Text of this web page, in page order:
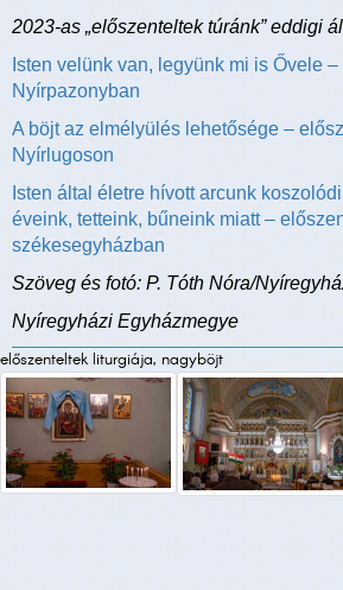
2023-as „előszenteltek túránk” eddigi
Isten velünk van, legyünk mi is Ővele
Nyírpazonyban
A böjt az elmélyülés lehetősége –
Nyírlugoson
Isten által életre hívott arcunk
éveink, tetteink, bűneink miatt –
székesegyházban
Szöveg és fotó: P. Tóth Nóra/
Nyíregyházi Egyházmegye
előszenteltek liturgiája, nagyböjt